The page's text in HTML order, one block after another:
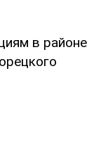
в районе